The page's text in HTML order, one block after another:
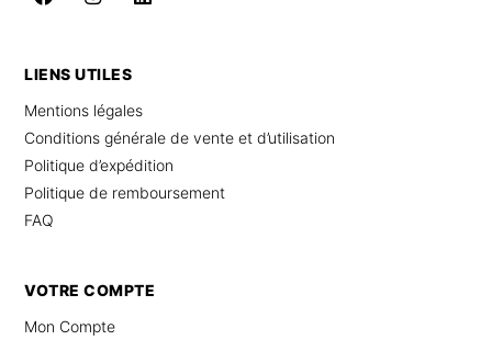
LIENS UTILES
Mentions légales
Conditions générale de vente et d’utilisation
Politique d’expédition
Politique de remboursement
FAQ
VOTRE COMPTE
Mon Compte